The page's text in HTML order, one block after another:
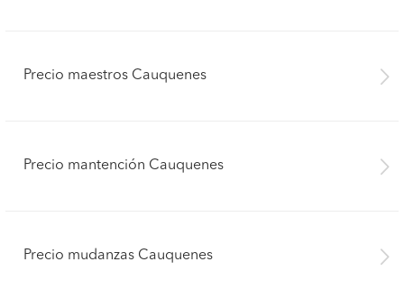
Precio maestros Cauquenes
Precio mantención Cauquenes
Precio mudanzas Cauquenes